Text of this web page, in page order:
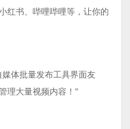
红书、哔哩哔哩等，让你的
体批量发布工具界面友
理大量视频内容！"